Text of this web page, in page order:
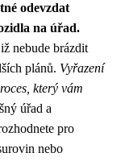
odevzdat
na úřad.
nebude brázdit
plánů. Vyřazení
který vám
úřad a
pro
nebo